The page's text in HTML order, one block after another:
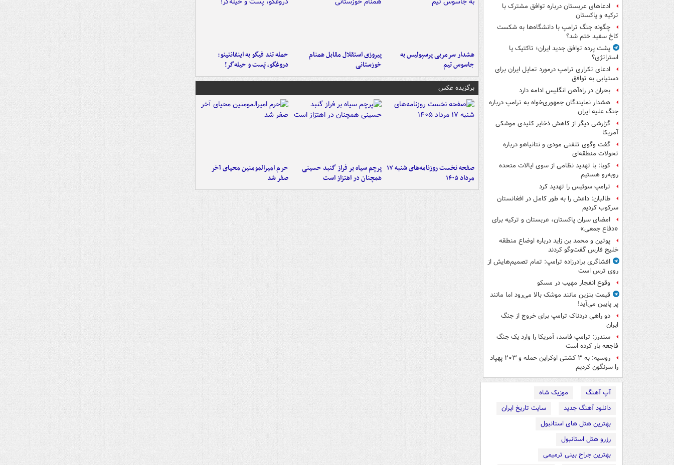
ادعاهای عربستان درباره توافق مشترک با
ترکیه و پاکستان
چگونه جنگ ترامپ با دانشگاه‌ها به شکست
کاخ سفید ختم شد؟
پشت پرده توافق جدید ایران؛ تاکتیک یا
استراتژی؟
ادعای تکراری ترامپ درمورد تمایل ایران برای
دستیابی به توافق
بحران در راه‌آهن انگلیس ادامه دارد
هشدار نمایندگان جمهوری‌خواه به ترامپ درباره
جنگ علیه ایران
گزارشی دیگر از کاهش ذخایر کلیدی موشکی
آمریکا
گفت وگوی تلفنی مودی و نتانیاهو درباره
تحولات منطقه‌ای
کوبا: با تهدید نظامی از سوی ایالات متحده
روبه‌رو هستیم
ترامپ سوئیس را تهدید کرد
طالبان: داعش را به طور کامل در افغانستان
سرکوب کردیم
امضای سران پاکستان، عربستان و ترکیه برای
«دفاع جمعی»
پوتین و محمد بن زاید درباره اوضاع منطقه
خلیج فارس گفت‌وگو کردند
افشاگری برادرزاده ترامپ: تمام تصمیم‌هایش از
روی ترس است
وقوع انفجار مهیب در مسکو
قیمت بنزین مانند موشک بالا می‌رود اما مانند
پر پایین می‌آید!
دو راهی دردناک ترامپ برای خروج از جنگ
ایران
سندرز: ترامپ فاسد، آمریکا را وارد یک جنگ
فاجعه بار کرده است
روسیه: به ۳ کشتی اوکراین حمله و ۲۰۳ پهپاد
را سرنگون کردیم
آپ آهنگ
موزیک شاه
دانلود آهنگ جدید
سایت تاریخ ایران
بهترین هتل های استانبول
رزرو هتل استانبول
بهترین جراح بینی ترمیمی
هشدار سرمربی پرسپولیس به
جاسوس تیم
پیروزی استقلال مقابل همنام
خوزستانی
حمله تند فیگو به اینفانتینو:
دروغگو، پَست‌ و حیله‌گر!
برگزیده عکس
صفحه نخست روزنامه‌های شنبه ۱۷
مرداد ۱۴۰۵
پرچم سیاه بر فراز گنبد حسینی
همچنان در اهتزاز است
حرم امیرالمومنین محیای آخر
صفر شد